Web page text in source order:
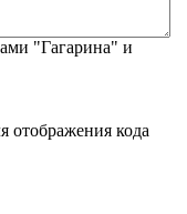
"Гагарина" и